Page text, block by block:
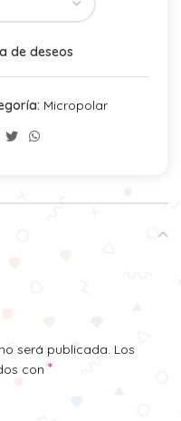
de deseos
Micropolar
será publicada. Los
con *